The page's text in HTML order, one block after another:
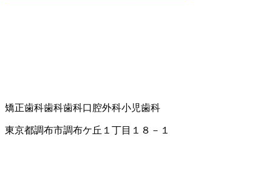
矯正歯科歯科歯科口腔外科小児歯科
東京都調布市調布ケ丘１丁目１８－１